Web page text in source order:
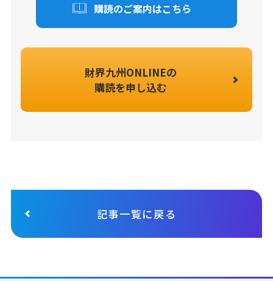
購読のご案内はこちら
財界九州ONLINEの
購読を申し込む
記事一覧に戻る